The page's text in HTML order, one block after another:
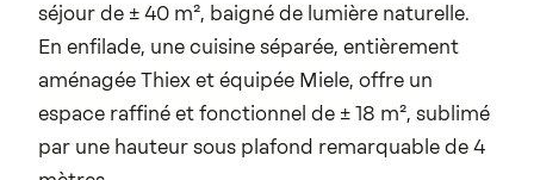
séjour de ± 40 m², baigné de lumière naturelle.
En enfilade, une cuisine séparée, entièrement
aménagée Thiex et équipée Miele, offre un
espace raffiné et fonctionnel de ± 18 m², sublimé
par une hauteur sous plafond remarquable de 4